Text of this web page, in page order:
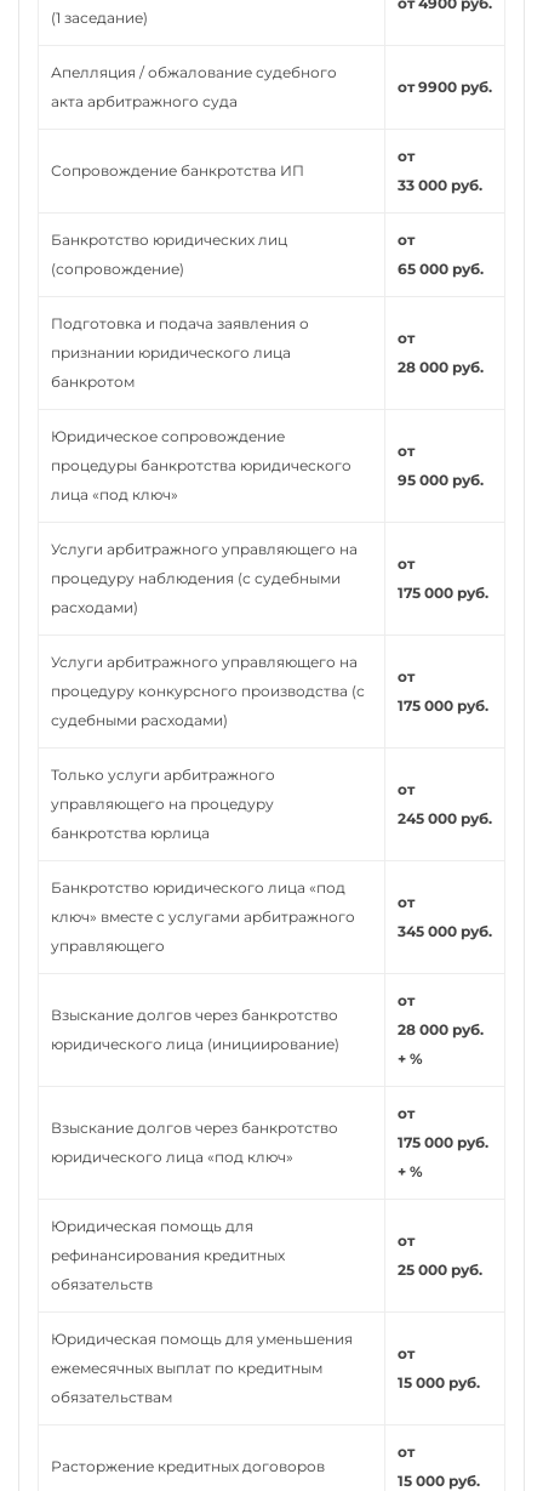
(1 заседание)
Апелляция / обжалование судебного
акта арбитражного суда
от 9900 руб.
Сопровождение банкротства ИП
от
33 000 руб.
Банкротство юридических лиц
(сопровождение)
от
65 000 руб.
Подготовка и подача заявления о
признании юридического лица
банкротом
от
28 000 руб.
Юридическое сопровождение
процедуры банкротства юридического
лица «под ключ»
от
95 000 руб.
Услуги арбитражного управляющего на
процедуру наблюдения (с судебными
расходами)
от
175 000 руб.
Услуги арбитражного управляющего на
процедуру конкурсного производства (с
судебными расходами)
от
175 000 руб.
Только услуги арбитражного
управляющего на процедуру
банкротства юрлица
от
245 000 руб.
Банкротство юридического лица «под
ключ» вместе с услугами арбитражного
управляющего
от
345 000 руб.
Взыскание долгов через банкротство
юридического лица (инициирование)
от
28 000 руб.
+ %
Взыскание долгов через банкротство
юридического лица «под ключ»
от
175 000 руб.
+ %
Юридическая помощь для
рефинансирования кредитных
обязательств
от
25 000 руб.
Юридическая помощь для уменьшения
ежемесячных выплат по кредитным
обязательствам
от
15 000 руб.
Расторжение кредитных договоров
от
15 000 руб.